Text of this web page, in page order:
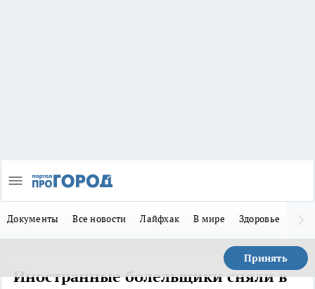
Документы Все новости Лайфхак В мире Здоровье
Принять
Иностранные болельщики сняли в